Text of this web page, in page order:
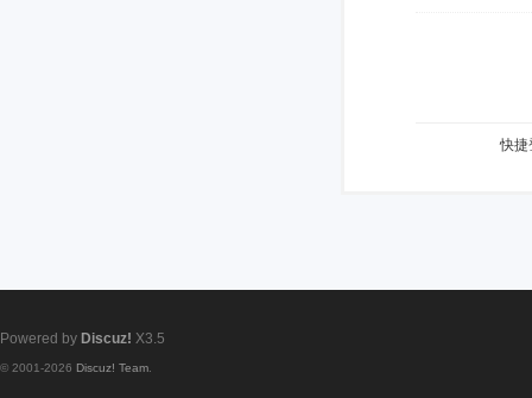
快捷
Powered by Discuz! X3.5
© 2001-2026 Discuz! Team